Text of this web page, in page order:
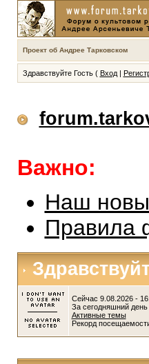
Проект об Андрее Тарковском
Здравствуйте Гость ( Вход|
Важно:
Наш
Правила
Сейчас 9.08.2026 -
За сегодняшний
Активные темы
Рекорд